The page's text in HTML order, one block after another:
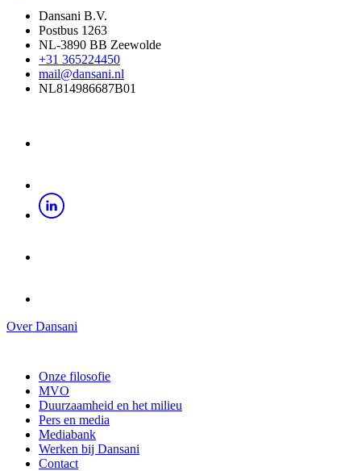
Dansani B.V.
Postbus 1263
NL-3890 BB Zeewolde
+31 365224450
mail@dansani.nl
NL814986687B01
Over Dansani
Onze filosofie
MVO
Duurzaamheid en het milieu
Pers en media
Mediabank
Werken bij Dansani
Contact